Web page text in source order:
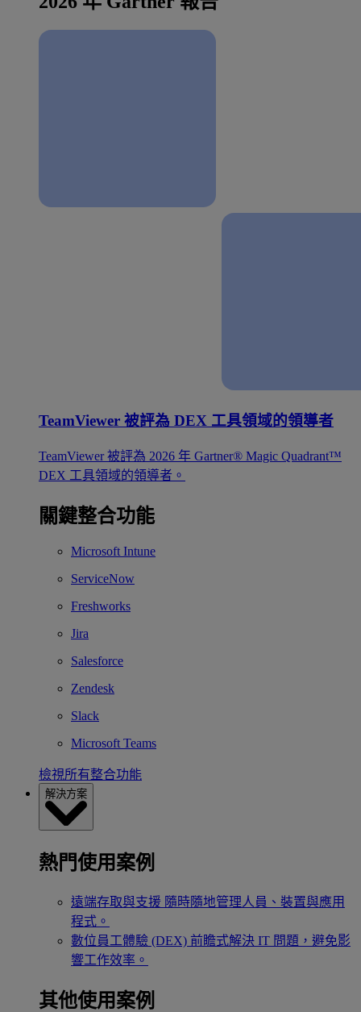
TeamViewer 被評為 DEX 工具領域的領導者
TeamViewer 被評為 2026 年 Gartner® Magic Quadrant™
DEX 工具領域的領導者。
關鍵整合功能
Microsoft Intune
ServiceNow
Freshworks
Jira
Salesforce
Zendesk
Slack
Microsoft Teams
檢視所有整合功能
解決方案
熱門使用案例
遠端存取與支援 隨時隨地管理人員、裝置與應用
程式。
數位員工體驗 (DEX) 前瞻式解決 IT 問題，避免影
響工作效率。
其他使用案例